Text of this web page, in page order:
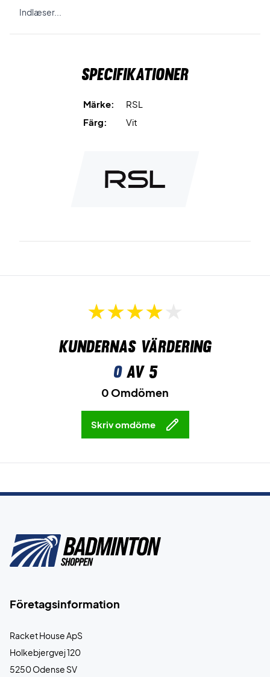
Indlæser...
Specifikationer
Märke:
RSL
Färg:
Vit
Kundernas värdering
0av 5
0 Omdömen
Skriv omdöme
Företagsinformation
Racket House ApS
Holkebjergvej 120
5250 Odense SV